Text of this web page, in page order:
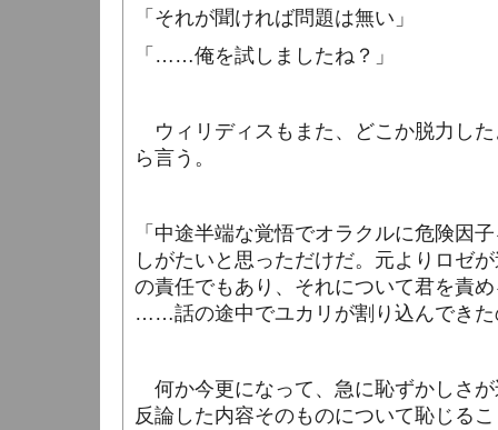
「それが聞ければ問題は無い」
「……俺を試しましたね？」
ウィリディスもまた、どこか脱力し
ら言う。
「中途半端な覚悟でオラクルに危険因
しがたいと思っただけだ。元よりロゼ
の責任でもあり、それについて君を責
……話の途中でユカリが割り込んできた
何か今更になって、急に恥ずかしさ
反論した内容そのものについて恥じる